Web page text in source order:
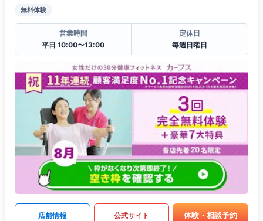
無料体験
営業時間
平日 10:00〜13:00
定休日
毎週日曜日
店舗情報 公式サイト 体験・相談予約